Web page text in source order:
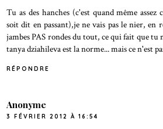
Tu as des hanches (c'est quand même
soit dit en passant),je ne vais pas le nier, en
jambes PAS rondes du tout, ce qui fait que tu
tanya dziahileva est la norme... mais ce n'est
RÉPONDRE
Anonyme
3 FÉVRIER 2012 À 16:54